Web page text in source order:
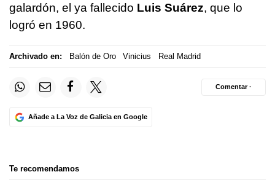
galardón, el ya fallecido Luis Suárez, que lo
logró en 1960.
Archivado en: Balón de Oro Vinicius Real Madrid
Añade a La Voz de Galicia en Google
Comentar ·
Te recomendamos